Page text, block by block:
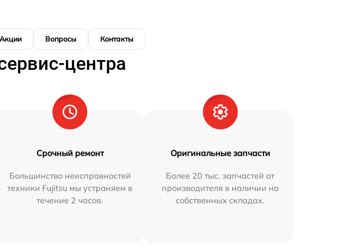
Акции Вопросы Контакты
центра
Срочный ремонт
Большинство неисправностей
техники Fujitsu мы устраняем в
течение 2 часов.
Оригинальные запчасти
Более 20 тыс. запчастей от
производителя в наличии на
собственных складах.